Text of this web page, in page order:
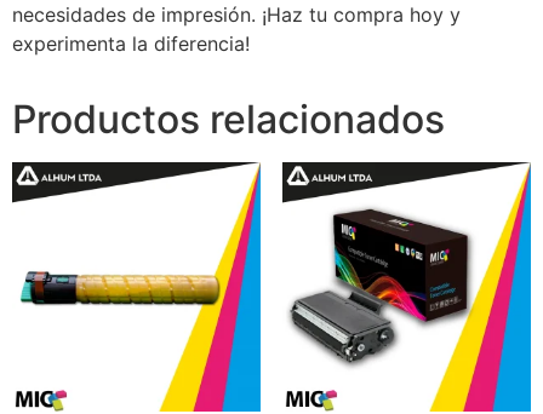
necesidades de impresión. ¡Haz tu compra hoy y
experimenta la diferencia!
Productos relacionados